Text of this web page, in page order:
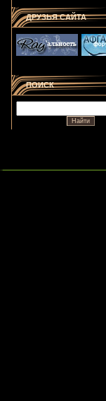
ДРУЗЬЯ САЙТА
ПОИСК